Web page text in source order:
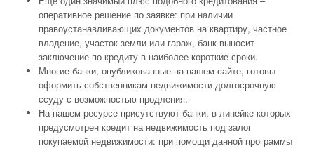
оперативное решение по заявке: при наличии
правоустанавливающих документов на квартиру, частное
владение, участок земли или гараж, банк выносит
заключение по кредиту в наиболее короткие сроки.
Многие банки, опубликованные на нашем сайте, готовы
оформить собственникам недвижимости долгосрочную
ссуду с возможностью продления.
На нашем ресурсе присутствуют банки, в линейке которых
предусмотрен кредит на недвижимость под залог
покупаемой недвижимости: при помощи данной программы